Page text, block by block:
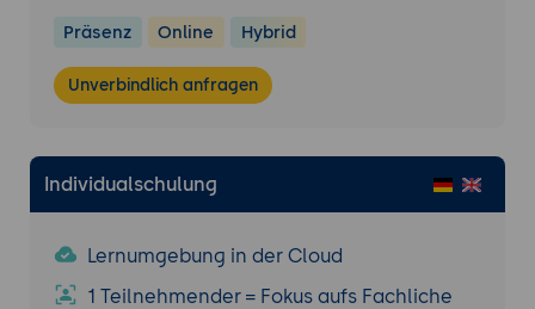
Präsenz Online Hybrid
Unverbindlich anfragen
Individualschulung
Lernumgebung in der Cloud
1 Teilnehmender = Fokus aufs Fachliche